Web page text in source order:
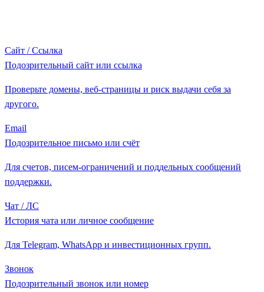
Сайт / Ссылка
Подозрительный сайт или ссылка
Проверьте домены, веб-страницы и риск выдачи себя за
другого.
Email
Подозрительное письмо или счёт
Для счетов, писем-ограничений и поддельных сообщений
поддержки.
Чат / ЛС
История чата или личное сообщение
Для Telegram, WhatsApp и инвестиционных групп.
Звонок
Подозрительный звонок или номер